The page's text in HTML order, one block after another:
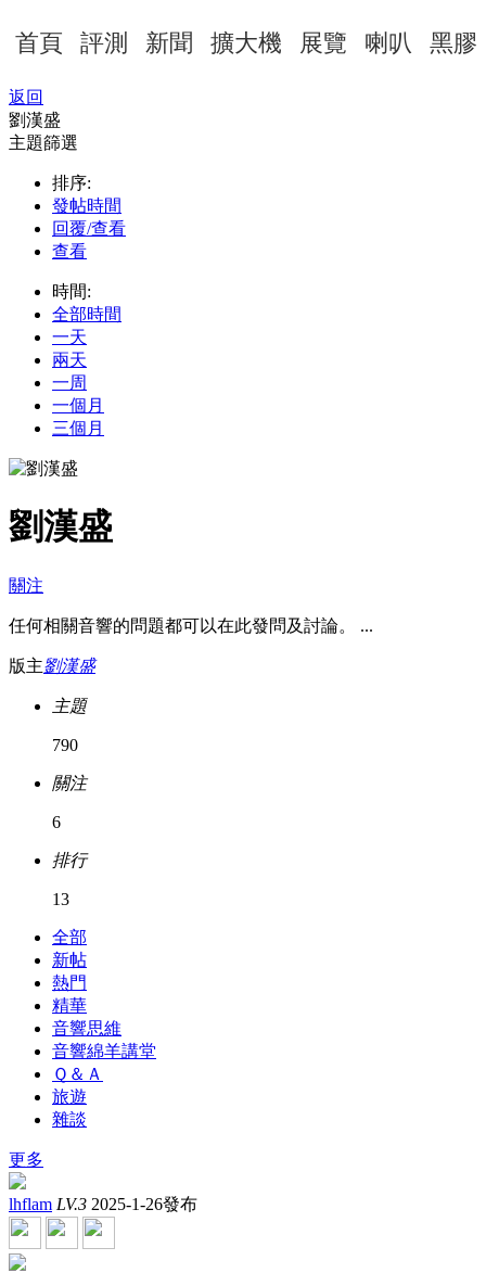
首頁 評測 新聞 擴大機 展覽 喇叭 黑膠
返回
劉漢盛
主題篩選
排序:
發帖時間
回覆/查看
查看
時間:
全部時間
一天
兩天
一周
一個月
三個月
劉漢盛
關注
任何相關音響的問題都可以在此發問及討論。 ...
版主劉漢盛
主題
790
關注
6
排行
13
全部
新帖
熱門
精華
音響思維
音響綿羊講堂
Ｑ＆Ａ
旅遊
雜談
更多
lhflam LV.3 2025-1-26發布